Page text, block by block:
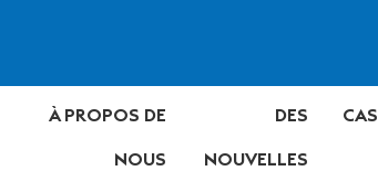
À PROPOS DE
NOUS
DES
NOUVELLES
CAS